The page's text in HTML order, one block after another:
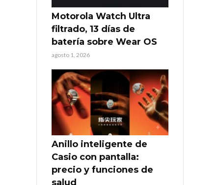
Motorola Watch Ultra
filtrado, 13 días de
batería sobre Wear OS
agosto 1, 2026
Anillo inteligente de
Casio con pantalla:
precio y funciones de
salud